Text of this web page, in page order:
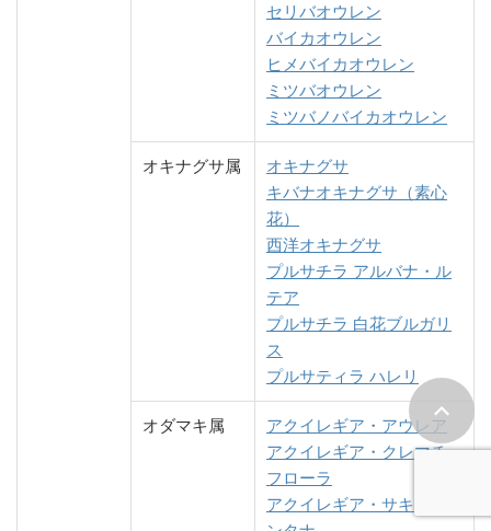
セリバオウレン
バイカオウレン
ヒメバイカオウレン
ミツバオウレン
ミツバノバイカオウレン
オキナグサ属
オキナグサ
キバナオキナグサ（素心
花）
西洋オキナグサ
プルサチラ アルバナ・ル
テア
プルサチラ 白花ブルガリ
ス
プルサティラ ハレリ
オダマキ属
アクイレギア・アウレア
アクイレギア・クレマチ
フローラ
アクイレギア・サキシモ